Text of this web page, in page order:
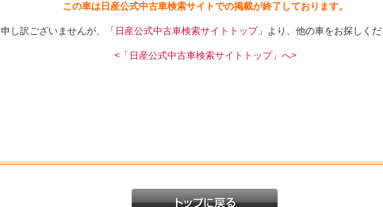
この車は日産公式中古車検索サイトでの掲載が終了しております。
申し訳ございませんが、「 日産公式中古車検索サイトトップ」より、他の車をお探しくだ
<「日産公式中古車検索サイトトップ」へ>